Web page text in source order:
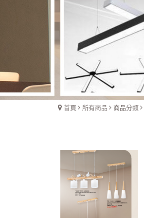
首頁 所有商品 商品分類